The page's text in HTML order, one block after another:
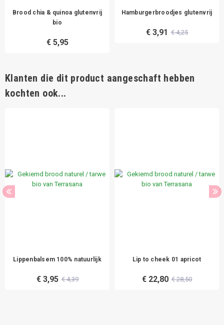
Brood chia & quinoa glutenvrij
bio
€ 5,95
Hamburgerbroodjes glutenvrij
€ 3,91 € 4,25
Klanten die dit product aangeschaft hebben
kochten ook...
Lippenbalsem 100% natuurlijk
€ 3,95 € 4,39
Lip to cheek 01 apricot
€ 22,80 € 28,50